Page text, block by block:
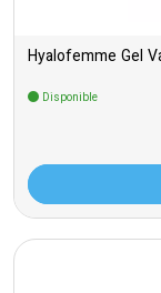
Hyalofemme Gel
Disponible